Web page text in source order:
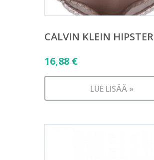
CALVIN KLEIN HIPSTER
16,88 €
LUE LISÄÄ »